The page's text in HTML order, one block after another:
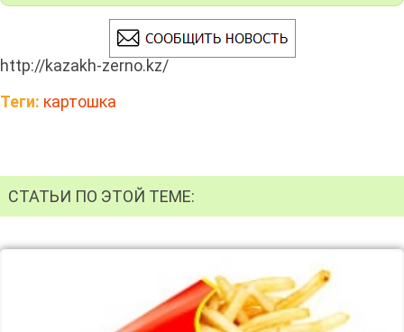
http://kazakh-zerno.kz/
Теги: картошка
СТАТЬИ ПО ЭТОЙ ТЕМЕ: